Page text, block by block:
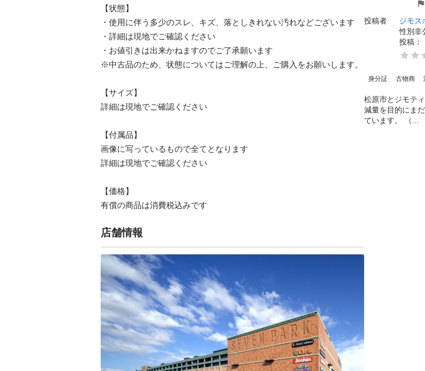
【状態】
・使用に伴う多少のスレ、キズ、落としきれない汚れなどございます
・詳細は現地でご確認ください
・お値引きは出来かねますのでご了承願います
※中古品のため、状態についてはご理解の上、ご購入をお願いします。
【サイズ】
詳細は現地でご確認ください
【付属品】
画像に写っているもので全てとなります
詳細は現地でご確認ください
【価格】
有償の商品は消費税込みです
店舗情報
投稿者
ジモス
性別非
投稿：
身分証 古物商
松原市とジモテ
減量を⽬的にま
ています。 （...